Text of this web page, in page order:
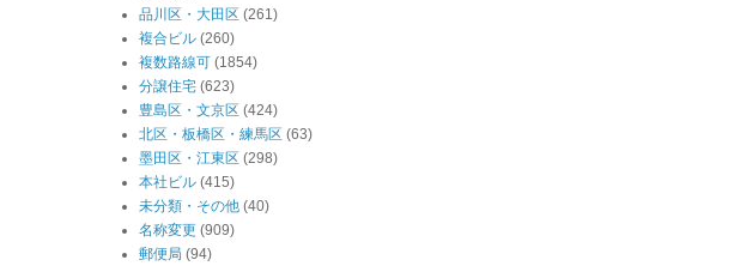
品川区・大田区 (261)
複合ビル (260)
複数路線可 (1854)
分譲住宅 (623)
豊島区・文京区 (424)
北区・板橋区・練馬区 (63)
墨田区・江東区 (298)
本社ビル (415)
未分類・その他 (40)
名称変更 (909)
郵便局 (94)